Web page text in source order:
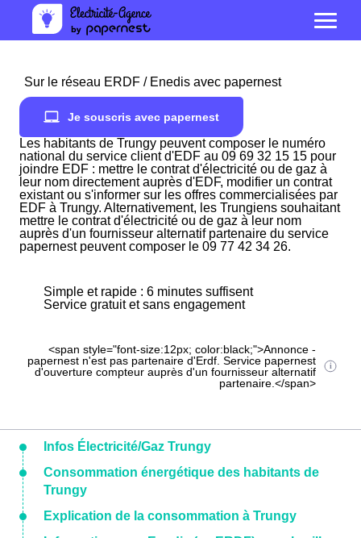
Sur le réseau ERDF / Enedis avec papernest
Je souscris avec papernest
Les habitants de Trungy peuvent composer le numéro
national du service client d'EDF au 09 69 32 15 15 pour
joindre EDF : mettre le contrat d'électricité ou de gaz à
leur nom directement auprès d'EDF, modifier un contrat
existant ou s'informer sur les offres commercialisées par
EDF à Trungy. Alternativement, les Trungiens souhaitant
mettre le contrat d'électricité ou de gaz à leur nom
auprès d'un fournisseur alternatif partenaire du service
papernest peuvent composer le 09 77 42 34 26.
Simple et rapide : 6 minutes suffisent
Service gratuit et sans engagement
<span style="font-size:12px; color:black;">Annonce -
papernest n'est pas partenaire d'Erdf. Service papernest
d'ouverture compteur auprès d'un fournisseur alternatif
partenaire.</span>
Infos Électricité/Gaz Trungy
Consommation énergétique des habitants de
Trungy
Explication de la consommation à Trungy